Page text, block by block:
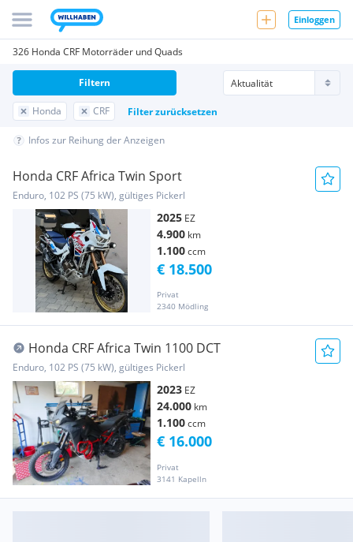
Einloggen
326 Honda CRF Motorräder und Quads
Honda CRF Filter zurücksetzen
Filtern
Infos zur Reihung der Anzeigen
Honda CRF Africa Twin Sport
Enduro, 102 PS (75 kW), gültiges Pickerl
2025 EZ
4.900 km
1.100ccm
Privat
2340 Mödling
€ 18.500
Honda CRF Africa Twin 1100 DCT
Enduro, 102 PS (75 kW), gültiges Pickerl
2023 EZ
24.000 km
1.100ccm
Privat
3141 Kapelln
€ 16.000